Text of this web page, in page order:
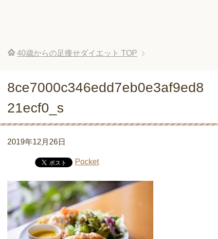
40歳からの足痩せダイエット TOP
8ce7000c346edd7eb0e3af9ed8
21ecf0_s
2019年12月26日
Pocket